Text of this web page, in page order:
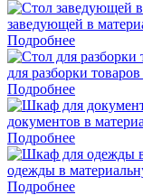
заведующей в
Подробнее
для разборки
Подробнее
документов в
Подробнее
одежды в
Подробнее